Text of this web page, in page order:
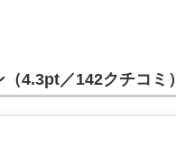
4.3pt／142クチコミ）